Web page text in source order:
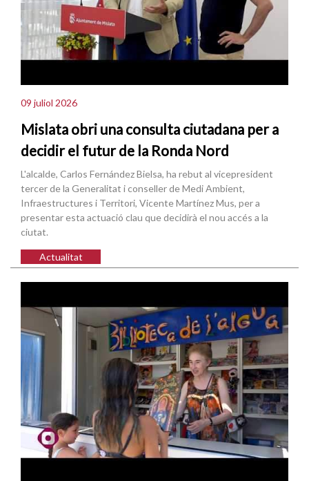
09 juliol 2026
Mislata obri una consulta ciutadana per a
decidir el futur de la Ronda Nord
L'alcalde, Carlos Fernández Bielsa, ha rebut al vicepresident
tercer de la Generalitat i conseller de Medi Ambient,
Infraestructures i Territori, Vicente Martínez Mus, per a
presentar esta actuació clau que decidirà el nou accés a la
ciutat.
Actualitat